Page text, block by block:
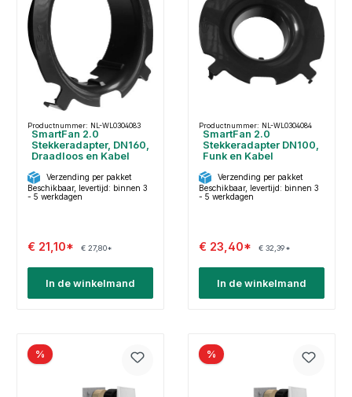
Productnummer: NL-WL0304083
SmartFan 2.0
Stekkeradapter, DN160,
Draadloos en Kabel
Verzending per pakket
Beschikbaar, levertijd: binnen 3
- 5 werkdagen
€ 21,10* € 27,80*
In de winkelmand
Productnummer: NL-WL0304084
SmartFan 2.0
Stekkeradapter DN100,
Funk en Kabel
Verzending per pakket
Beschikbaar, levertijd: binnen 3
- 5 werkdagen
€ 23,40* € 32,39*
In de winkelmand
% %